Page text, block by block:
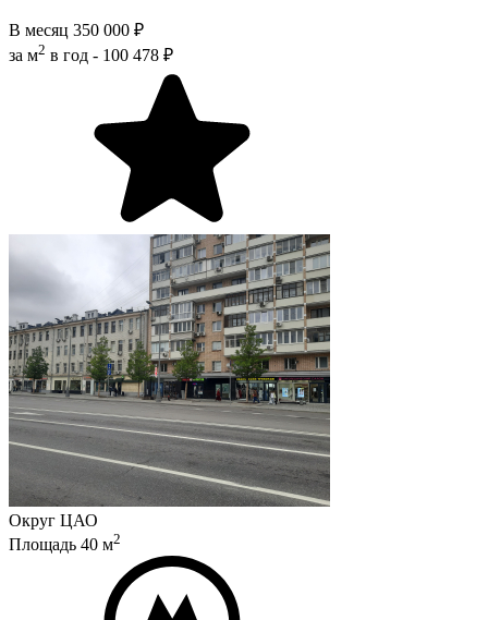
В месяц 350 000 ₽
за м2 в год - 100 478 ₽
Округ ЦАО
Площадь 40 м2